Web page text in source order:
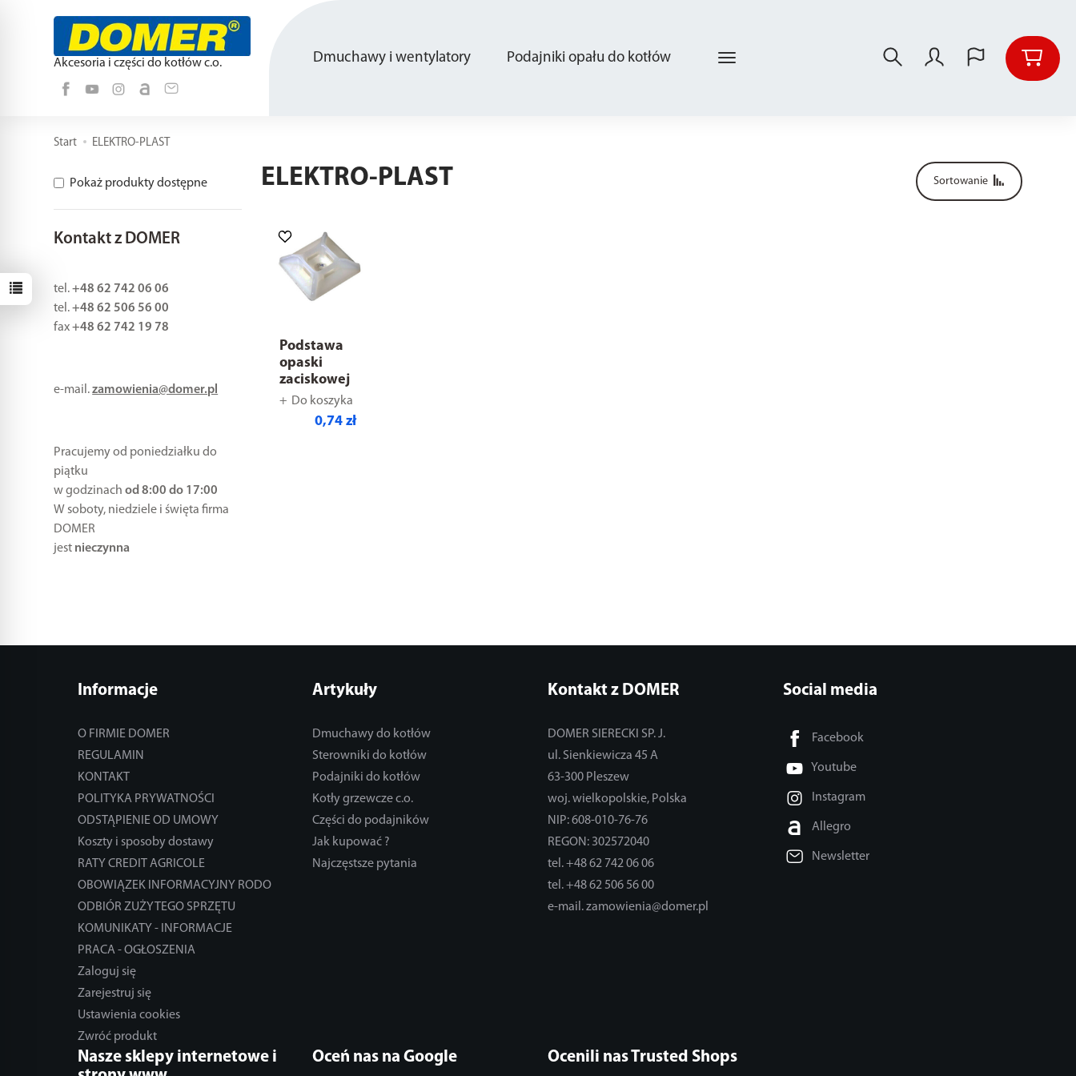
Akcesoria i części do kotłów c.o. Dmuchawy i wentylatory Podajniki opału do kotłów
Start ELEKTRO-PLAST
ELEKTRO-PLAST Sortowanie
Podstawa
opaski
zaciskowej
Do koszyka
0,74 zł
Pokaż produkty dostępne
Kontakt z DOMER
tel.+48 62 742 06 06
tel.+48 62 506 56 00
fax+48 62 742 19 78
e-mail.zamowienia@domer.pl
Pracujemy od poniedziałku do
piątku
w godzinachod 8:00 do 17:00
W soboty, niedziele i święta firma
DOMER
jest nieczynna
Informacje
O FIRMIE DOMER
REGULAMIN
KONTAKT
POLITYKA PRYWATNOŚCI
ODSTĄPIENIE OD UMOWY
Koszty i sposoby dostawy
RATY CREDIT AGRICOLE
OBOWIĄZEK INFORMACYJNY RODO
ODBIÓR ZUŻYTEGO SPRZĘTU
KOMUNIKATY - INFORMACJE
PRACA - OGŁOSZENIA
Zaloguj się
Zarejestruj się
Ustawienia cookies
Zwróć produkt
Artykuły
Dmuchawy do kotłów
Sterowniki do kotłów
Podajniki do kotłów
Kotły grzewcze c.o.
Części do podajników
Jak kupować ?
Najczęstsze pytania
Kontakt z DOMER
DOMER SIERECKI SP. J.
ul. Sienkiewicza 45 A
63-300 Pleszew
woj. wielkopolskie, Polska
NIP: 608-010-76-76
REGON: 302572040
tel. +48 62 742 06 06
tel. +48 62 506 56 00
e-mail. zamowienia@domer.pl
Nasze sklepy internetowe i
Oceń nas na Google Ocenili nas Trusted Shops
Social media
Facebook
Youtube
Instagram
Allegro
Newsletter